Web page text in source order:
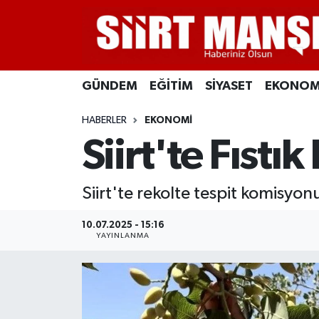
GÜNDEM EĞİTİM SİYASET
HABERLER EKONOMİ
Siirt'te Fıstık
Siirt'te rekolte tespit
10.07.2025 - 15:16
YAYINLANMA
SİYASET
EKONOMİ
KÜLTÜR-SANAT
Siirt Nöbetçi Eczaneler
Siirt Hava Durumu
Siirt Namaz Vakitleri
Siirt Trafik Yoğunluk Haritası
Süper Lig Puan Durumu ve Fikstür
Tüm Manşetler
Son Dakika Haberleri